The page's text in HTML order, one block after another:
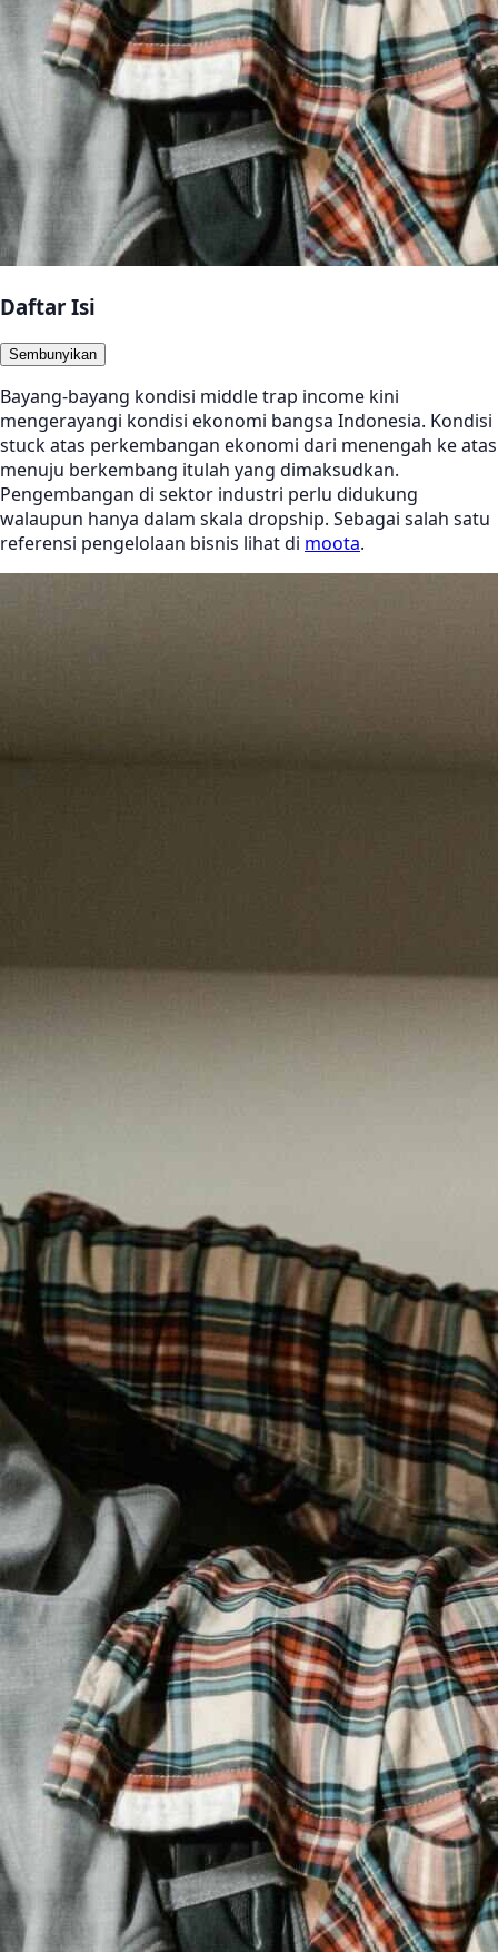
Daftar Isi
Sembunyikan
Bayang-bayang kondisi middle trap income kini
mengerayangi kondisi ekonomi bangsa Indonesia. Kondisi
stuck atas perkembangan ekonomi dari menengah ke atas
menuju berkembang itulah yang dimaksudkan.
Pengembangan di sektor industri perlu didukung
walaupun hanya dalam skala dropship. Sebagai salah satu
referensi pengelolaan bisnis lihat di moota.